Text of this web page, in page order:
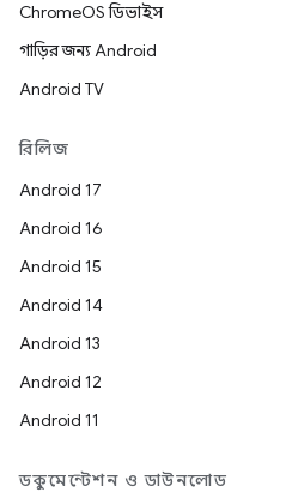
ChromeOS ডিভাইস
গাড়ির জন্য Android
Android TV
রিলিজ
Android 17
Android 16
Android 15
Android 14
Android 13
Android 12
Android 11
ডকুমেন্টেশন ও ডাউনলোড